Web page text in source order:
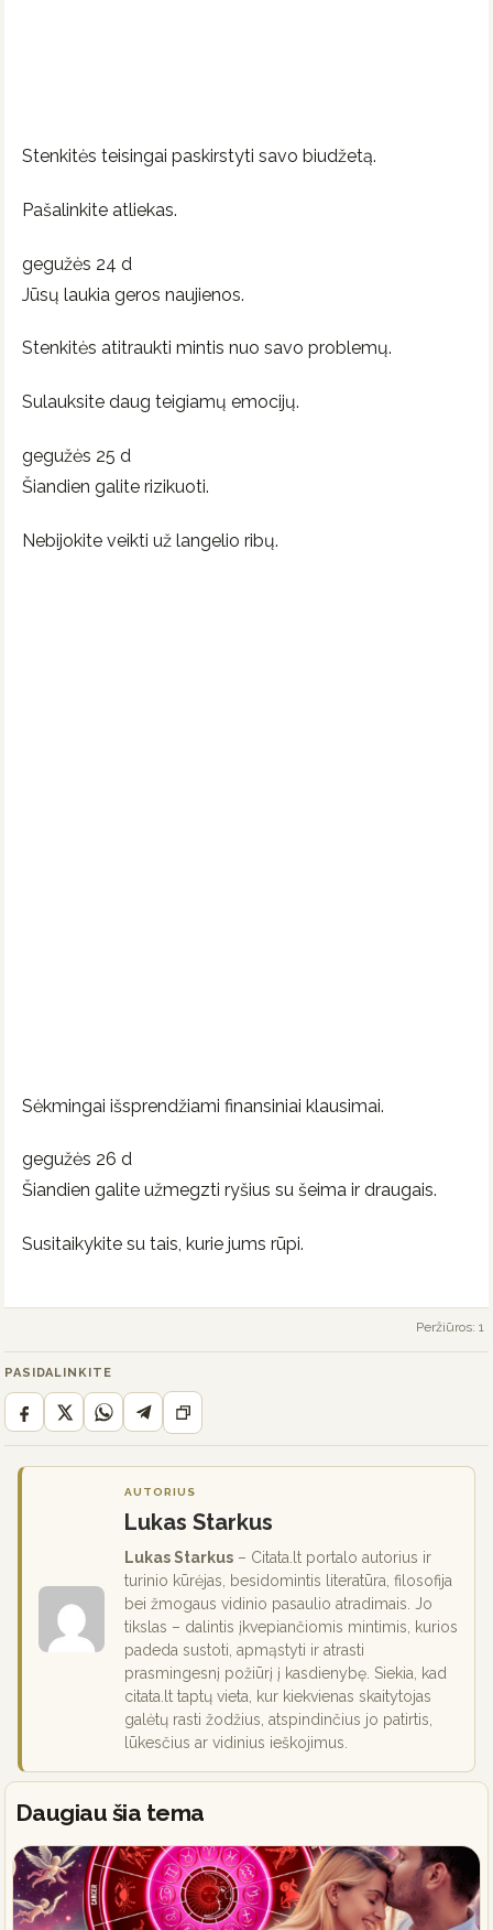
Stenkitės teisingai paskirstyti savo biudžetą.
Pašalinkite atliekas.
gegužės 24 d
Jūsų laukia geros naujienos.
Stenkitės atitraukti mintis nuo savo problemų.
Sulauksite daug teigiamų emocijų.
gegužės 25 d
Šiandien galite rizikuoti.
Nebijokite veikti už langelio ribų.
Sėkmingai išsprendžiami finansiniai klausimai.
gegužės 26 d
Šiandien galite užmegzti ryšius su šeima ir draugais.
Susitaikykite su tais, kurie jums rūpi.
Peržiūros: 1
PASIDALINKITE
AUTORIUS
Lukas Starkus
Lukas Starkus – Citata.lt portalo autorius ir
turinio kūrėjas, besidomintis literatūra, filosofija
bei žmogaus vidinio pasaulio atradimais. Jo
tikslas – dalintis įkvepiančiomis mintimis, kurios
padeda sustoti, apmąstyti ir atrasti
prasmingesnį požiūrį į kasdienybę. Siekia, kad
citata.lt taptų vieta, kur kiekvienas skaitytojas
galėtų rasti žodžius, atspindinčius jo patirtis,
lūkesčius ar vidinius ieškojimus.
Daugiau šia tema